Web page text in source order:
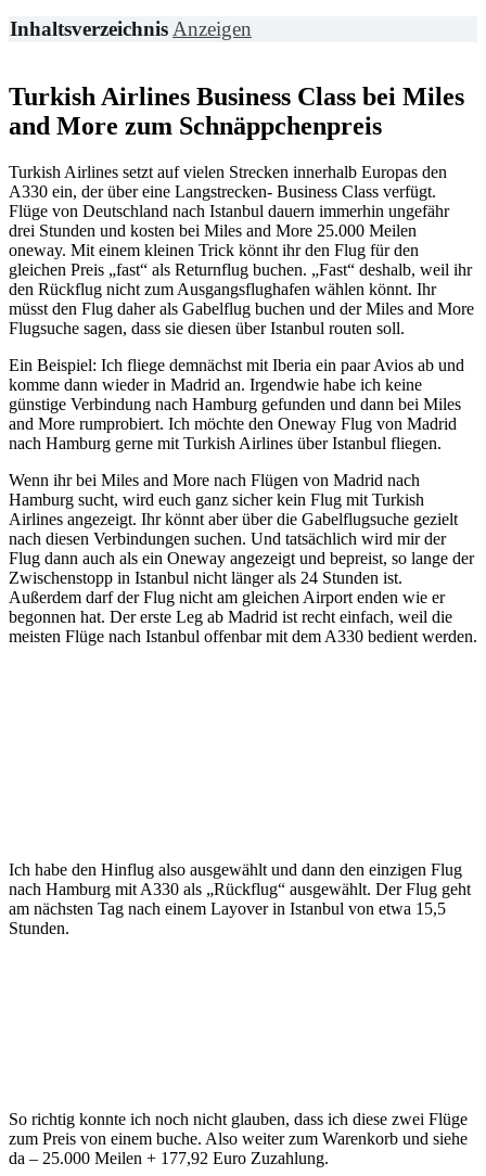
InhaltsverzeichnisAnzeigen
Turkish Airlines Business Class bei Miles
and More zum Schnäppchenpreis
Turkish Airlines setzt auf vielen Strecken innerhalb Europas den
A330 ein, der über eine Langstrecken- Business Class verfügt.
Flüge von Deutschland nach Istanbul dauern immerhin ungefähr
drei Stunden und kosten bei Miles and More 25.000 Meilen
oneway. Mit einem kleinen Trick könnt ihr den Flug für den
gleichen Preis „fast“ als Returnflug buchen. „Fast“ deshalb, weil ihr
den Rückflug nicht zum Ausgangsflughafen wählen könnt. Ihr
müsst den Flug daher als Gabelflug buchen und der Miles and More
Flugsuche sagen, dass sie diesen über Istanbul routen soll.
Ein Beispiel: Ich fliege demnächst mit Iberia ein paar Avios ab und
komme dann wieder in Madrid an. Irgendwie habe ich keine
günstige Verbindung nach Hamburg gefunden und dann bei Miles
and More rumprobiert. Ich möchte den Oneway Flug von Madrid
nach Hamburg gerne mit Turkish Airlines über Istanbul fliegen.
Wenn ihr bei Miles and More nach Flügen von Madrid nach
Hamburg sucht, wird euch ganz sicher kein Flug mit Turkish
Airlines angezeigt. Ihr könnt aber über die Gabelflugsuche gezielt
nach diesen Verbindungen suchen. Und tatsächlich wird mir der
Flug dann auch als ein Oneway angezeigt und bepreist, so lange der
Zwischenstopp in Istanbul nicht länger als 24 Stunden ist.
Außerdem darf der Flug nicht am gleichen Airport enden wie er
begonnen hat. Der erste Leg ab Madrid ist recht einfach, weil die
meisten Flüge nach Istanbul offenbar mit dem A330 bedient werden.
Ich habe den Hinflug also ausgewählt und dann den einzigen Flug
nach Hamburg mit A330 als „Rückflug“ ausgewählt. Der Flug geht
am nächsten Tag nach einem Layover in Istanbul von etwa 15,5
Stunden.
So richtig konnte ich noch nicht glauben, dass ich diese zwei Flüge
zum Preis von einem buche. Also weiter zum Warenkorb und siehe
da – 25.000 Meilen + 177,92 Euro Zuzahlung.